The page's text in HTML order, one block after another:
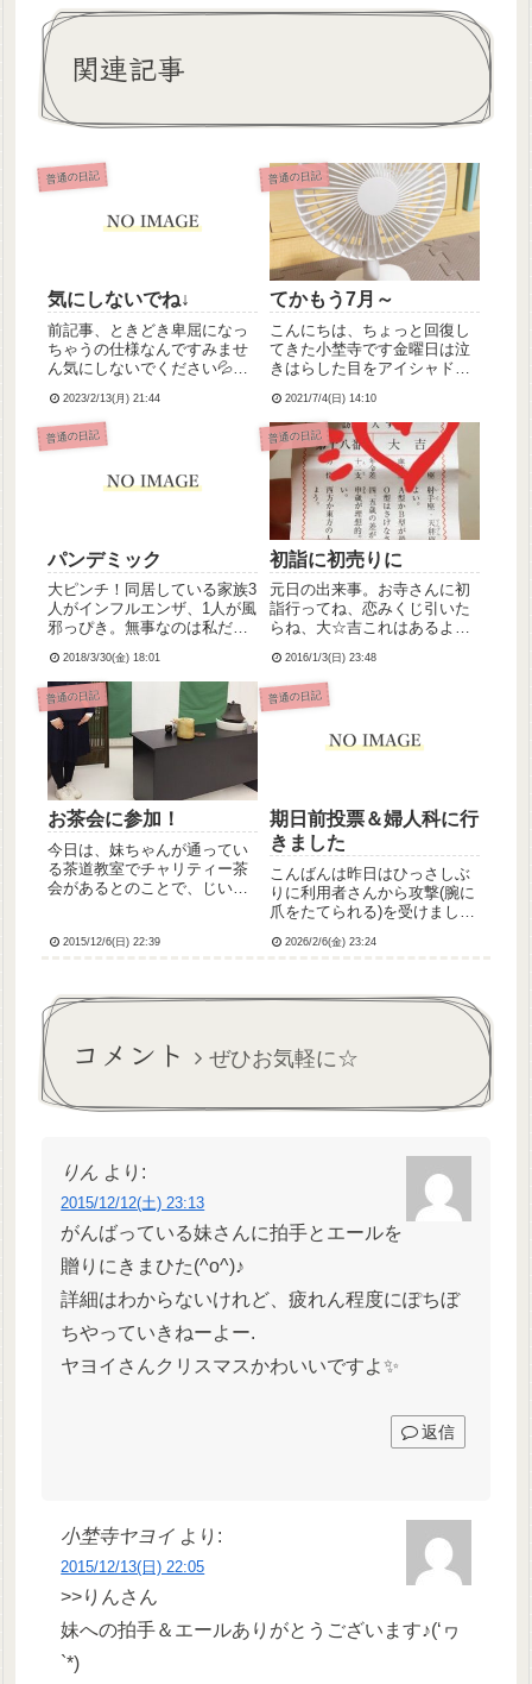
関連記事
普通の日記
気にしないでね↓
前記事、ときどき卑屈になっ
ちゃうの仕様なんですみませ
ん気にしないでください💦で
ておきたくてそのままにしと
いてます。※※以下独り言
※※ここんとこ疲れがたまっ
てて。こたつで寝落ちして妹
2023/2/13(月) 21:44
普通の日記
てかもう7月～
こんにちは、ちょっと回復し
てきた小埜寺です金曜日は泣
きはらした目をアイシャドウ
ましたわたしにしては頑張っ
た方だと思いますただ精神的
に余裕なくって、利用者さん
に何度も同じこと聞かれてキ
レ気味に「自分で考えてくだ
さい」...
2021/7/4(日) 14:10
普通の日記
パンデミック
大ピンチ！同居している家族3
人がインフルエンザ、1人が風
邪っぴき。無事なのは私だけ
態。絶対にうつるわけにはい
かない…！家族のためにも仕
事のためにも、生き残れ、わ
たし！
2018/3/30(金) 18:01
普通の日記
初詣に初売りに
元日の出来事。お寺さんに初
詣行ってね、恋みくじ引いた
らね、大☆吉これはあるよ
年こそ！ｵﾅｼｬｽ！初詣のあと
は初売りにも行ったのよ☆ハ
ニーズで服を3着と、ヴィレヴ
入。これこれ。使うのが楽し
2016/1/3(日) 23:48
普通の日記
お茶会に参加！
今日は、妹ちゃんが通ってい
る茶道教室でチャリティー茶
会があるとのことで、じいち
スタンバる妹ちゃんの図。妹
いないのだけど、立派にお点
前をし...
2015/12/6(日) 22:39
普通の日記
期日前投票＆婦人科に行
きました
こんばんは昨日はひっさしぶ
りに利用者さんから攻撃(腕に
爪をたてられる)を受けまし
ーってなったんですがぬいぐ
れは嬉しかったので気持ち的
にし...
2026/2/6(金) 23:24
コメント ぜひお気軽に☆
りん より:
2015/12/12(土) 23:13
がんばっている妹さんに拍手とエールを
贈りにきまひた(^o^)♪
詳細はわからないけれど、疲れん程度にぽちぼ
ちやっていきねーよー.
ヤヨイさんクリスマスかわいいですよ✨
返信
小埜寺ヤヨイ より:
2015/12/13(日) 22:05
>>りんさん
妹への拍手＆エールありがとうございます♪(‘ヮ
`*)